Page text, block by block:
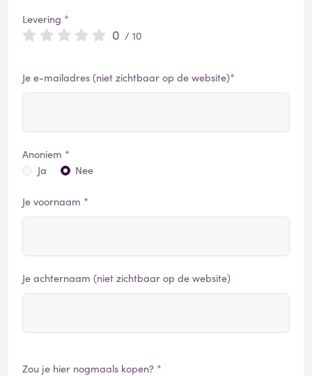
Levering *
0 / 10
Je e-mailadres (niet zichtbaar op de website)*
Anoniem *
Ja
Nee
Je voornaam *
Je achternaam (niet zichtbaar op de website)
Zou je hier nogmaals kopen? *